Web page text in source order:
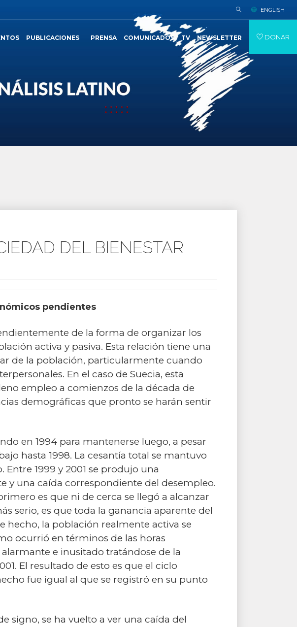
ENGLISH
PUBLICACIONES PRENSA COMUNICADOS TV NEWSLETTER DONAR
DEL BIENESTAR
pendientes
de la forma de organizar los
activa y pasiva. Esta relación tiene una
de la población, particularmente cuando
En el caso de Suecia, esta
empleo a comienzos de la década de
demográficas que pronto se harán sentir
en 1994 para mantenerse luego, a pesar
hasta 1998. La cesantía total se mantuvo
Entre 1999 y 2001 se produjo una
y una caída correspondiente del desempleo.
es que ni de cerca se llegó a alcanzar
serio, es que toda la ganancia aparente del
hecho, la población realmente activa se
ocurrió en términos de las horas
e inusitado tratándose de la
El resultado de esto es que el ciclo
fue igual al que se registró en su punto
signo, se ha vuelto a ver una caída del